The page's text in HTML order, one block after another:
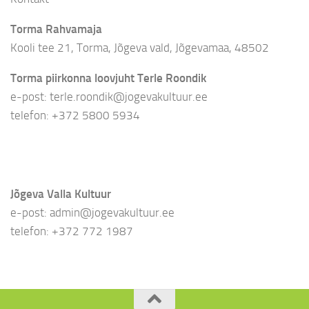
Torma Rahvamaja
Kooli tee 21, Torma, Jõgeva vald, Jõgevamaa, 48502
Torma piirkonna loovjuht Terle Roondik
e-post: terle.roondik@jogevakultuur.ee
telefon: +372 5800 5934
Jõgeva Valla Kultuur
e-post: admin@jogevakultuur.ee
telefon: +372 772 1987